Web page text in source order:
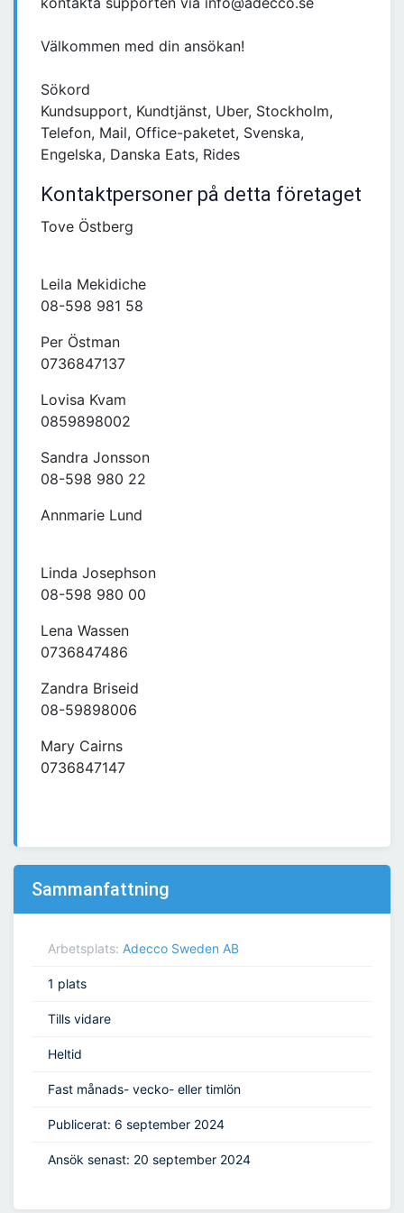
Välkommen med din ansökan!
Sökord
Kundsupport, Kundtjänst, Uber, Stockholm,
Telefon, Mail, Office-paketet, Svenska,
Engelska, Danska Eats, Rides
Kontaktpersoner på detta företaget
Tove Östberg
Leila Mekidiche
08-598 981 58
Per Östman
0736847137
Lovisa Kvam
0859898002
Sandra Jonsson
08-598 980 22
Annmarie Lund
Linda Josephson
08-598 980 00
Lena Wassen
0736847486
Zandra Briseid
08-59898006
Mary Cairns
0736847147
Sammanfattning
Arbetsplats: Adecco Sweden AB
1 plats
Tills vidare
Heltid
Fast månads- vecko- eller timlön
Publicerat: 6 september 2024
Ansök senast: 20 september 2024